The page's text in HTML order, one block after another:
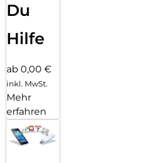
Du
Hilfe
ab 0,00 €
inkl. MwSt.
Mehr
erfahren